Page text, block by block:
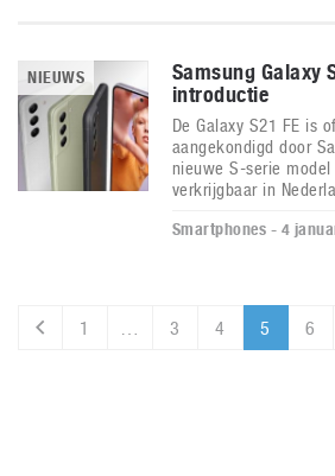
NIEUWS
Samsung Galaxy
introductie
De Galaxy S21 FE is
aangekondigd door
nieuwe S-serie
verkrijgbaar in
Smartphones - 4
1 … 3 4 5 6